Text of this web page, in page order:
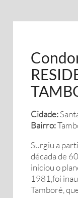
Cidade:
Bairro:
Surgiu a
década de
iniciou o
1981,foi
Tamboré,